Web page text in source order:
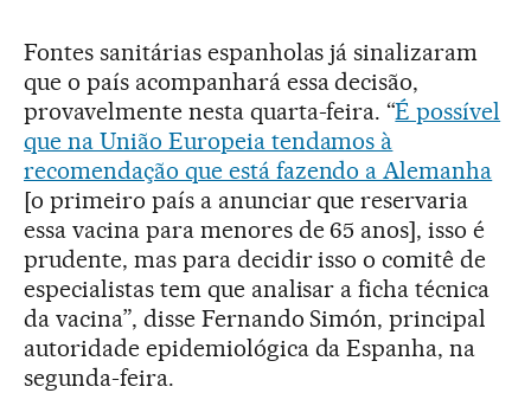
Fontes sanitárias espanholas já sinalizaram
que o país acompanhará essa decisão,
provavelmente nesta quarta-feira. “É possível
que na União Europeia tendamos à
recomendação que está fazendo a Alemanha
[o primeiro país a anunciar que reservaria
essa vacina para menores de 65 anos], isso é
prudente, mas para decidir isso o comitê de
especialistas tem que analisar a ficha técnica
da vacina”, disse Fernando Simón, principal
autoridade epidemiológica da Espanha, na
segunda-feira.